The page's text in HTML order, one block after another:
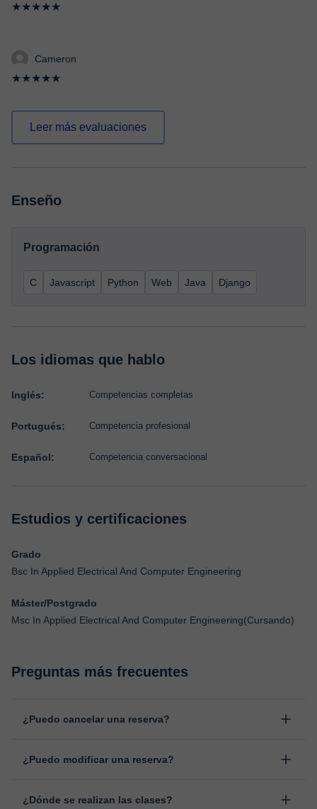
★★★★★
Cameron
★★★★★
Leer más evaluaciones
Enseño
Programación
C Javascript Python Web Java Django
Los idiomas que hablo
Inglés: Competencias completas
Portugués: Competencia profesional
Español: Competencia conversacional
Estudios y certificaciones
Grado
Bsc In Applied Electrical And Computer Engineering
Máster/Postgrado
Msc In Applied Electrical And Computer Engineering(Cursando)
Preguntas más frecuentes
¿Puedo cancelar una reserva?
antes de la clase, indicando el motivo de cancelación.
¿Puedo modificar una reserva?
cambiar la hora o el día de clase. Puedes hacerlo desde tu área
¿Dónde se realizan las clases?